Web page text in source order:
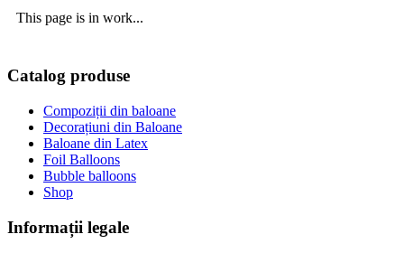
This page is in work...
Catalog produse
Compoziții din baloane
Decorațiuni din Baloane
Baloane din Latex
Foil Balloons
Bubble balloons
Shop
Informații legale